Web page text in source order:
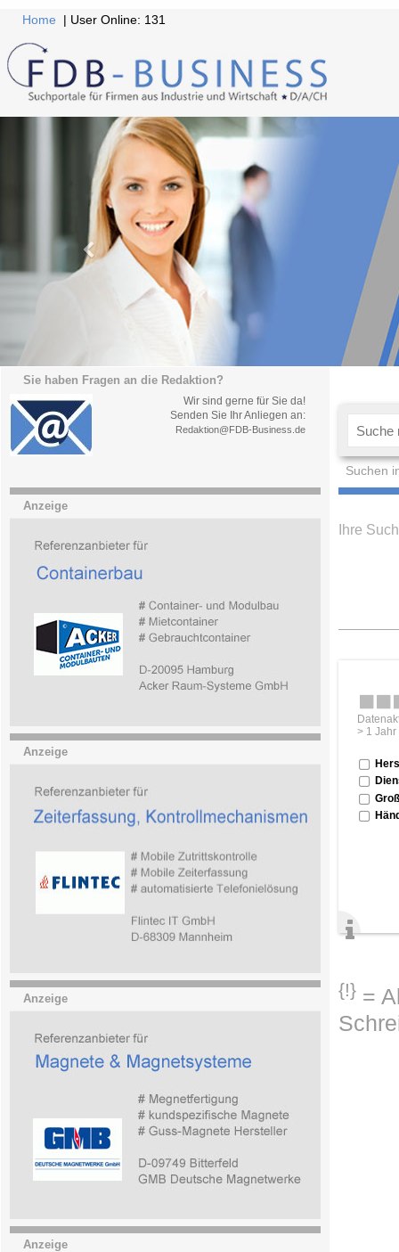
Home | User Online: 131
Sie haben Fragen an die Redaktion?
Wir sind gerne für Sie da!
Senden Sie Ihr Anliegen an:
Redaktion@FDB-Business.de
Suchen
Anzeige
Anzeige
Anzeige
Anzeige
Ihre
> 1 Jahr
{!} =